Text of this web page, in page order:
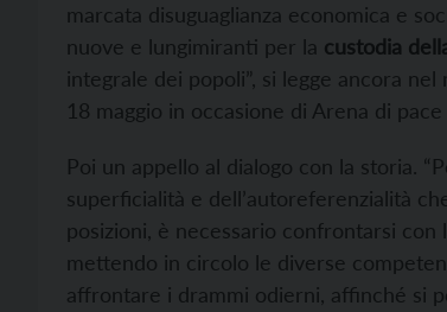
marcata disuguaglianza economica e
nuove e lungimiranti per la custodia
integrale dei popoli”, si legge ancora
18 maggio in occasione di Arena di
Poi un appello al dialogo con la storia.
superficialità e dell’autoreferenzialità
posizioni, è necessario confrontarsi con
mettendo in circolo le diverse
affrontare i drammi odierni, affinché si